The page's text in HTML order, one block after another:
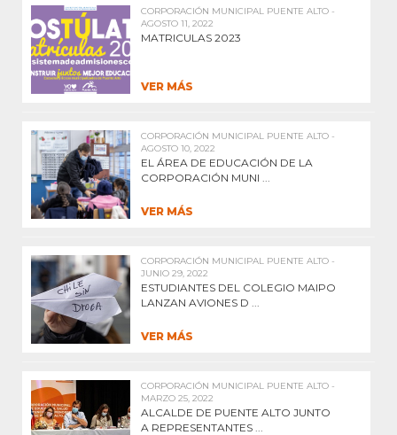
CORPORACIÓN MUNICIPAL PUENTE ALTO -
AGOSTO 11, 2022
MATRICULAS 2023
VER MÁS
CORPORACIÓN MUNICIPAL PUENTE ALTO -
AGOSTO 10, 2022
EL ÁREA DE EDUCACIÓN DE LA
CORPORACIÓN MUNI ...
VER MÁS
CORPORACIÓN MUNICIPAL PUENTE ALTO -
JUNIO 29, 2022
ESTUDIANTES DEL COLEGIO MAIPO
LANZAN AVIONES D ...
VER MÁS
CORPORACIÓN MUNICIPAL PUENTE ALTO -
MARZO 25, 2022
ALCALDE DE PUENTE ALTO JUNTO
A REPRESENTANTES ...